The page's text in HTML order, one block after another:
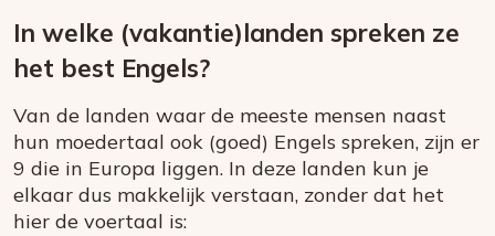
In welke (vakantie)landen spreken ze
het best Engels?
Van de landen waar de meeste mensen naast
hun moedertaal ook (goed) Engels spreken, zijn er
9 die in Europa liggen. In deze landen kun je
elkaar dus makkelijk verstaan, zonder dat het
hier de voertaal is: